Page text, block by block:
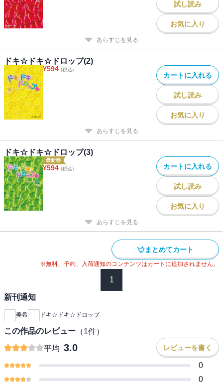
試し読み
お気に入り
あらすじを見る
ドキ☆ドキ☆ドロップ(2)
¥594 (税込)
カートに入れる
試し読み
お気に入り
あらすじを見る
ドキ☆ドキ☆ドロップ(3)
最新巻
¥594 (税込) カートに入れる
試し読み
お気に入り
あらすじを見る
まとめてカート
※無料、予約、入荷通知のコンテンツはカートに追加されません。
1
新刊通知
美希 ドキ☆ドキ☆ドロップ
この作品のレビュー （1件）
平均 3.0 レビューを書く
0
0